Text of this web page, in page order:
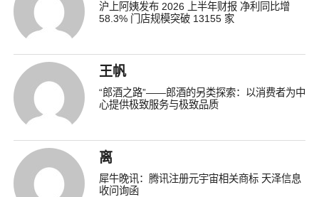
沪上阿姨发布 2026 上半年财报 净利同比增
58.3% 门店规模突破 13155 家
王帆
“郎酒之路”——郎酒的另类探索：以消费者为中
心提供极致服务与极致品质
离
犀牛晚讯：腾讯注册元宇宙相关商标 天泽信息
收问询函